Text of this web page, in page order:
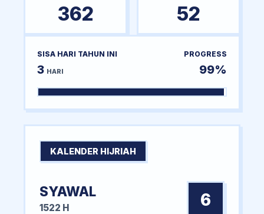
362 52
SISA HARI TAHUN INI
3 HARI
PROGRESS
99%
KALENDER HIJRIAH
SYAWAL
1522 H 6